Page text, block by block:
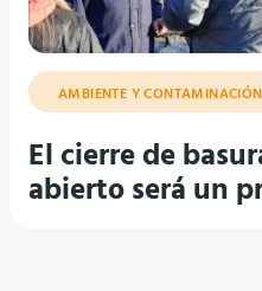
AMBIENTE Y CONTAMINACIÓN
El cierre de
abierto será un